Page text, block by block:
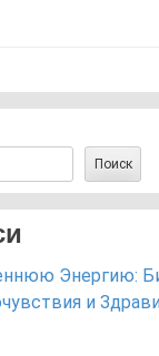
Поиск
Энергию:
и